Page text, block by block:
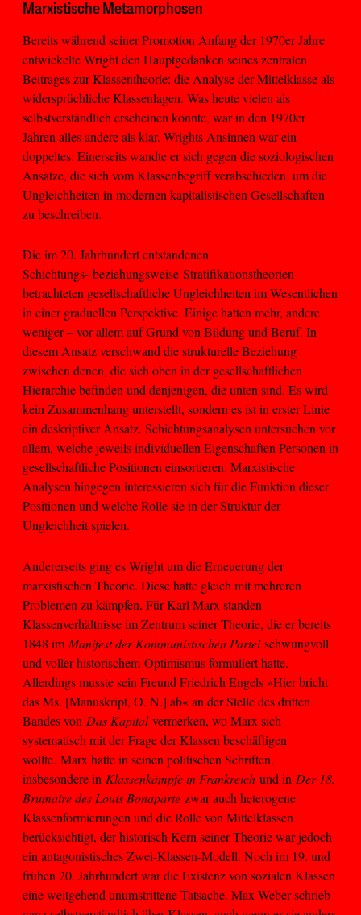
Marxistische Metamorphosen
Bereits während seiner Promotion Anfang der 1970er Jahre
entwickelte Wright den Hauptgedanken seines zentralen
Beitrages zur Klassentheorie: die Analyse der Mittelklasse als
widersprüchliche Klassenlagen. Was heute vielen als
selbstverständlich erscheinen könnte, war in den 1970er
Jahren alles andere als klar. Wrights Ansinnen war ein
doppeltes: Einerseits wandte er sich gegen die soziologischen
Ansätze, die sich vom Klassenbegriff verabschieden, um die
Ungleichheiten in modernen kapitalistischen Gesellschaften
zu beschreiben.
Die im 20. Jahrhundert entstandenen
Schichtungs- beziehungsweise Stratifikationstheorien
betrachteten gesellschaftliche Ungleichheiten im Wesentlichen
in einer graduellen Perspektive. Einige hatten mehr, andere
weniger – vor allem auf Grund von Bildung und Beruf. In
diesem Ansatz verschwand die strukturelle Beziehung
zwischen denen, die sich oben in der gesellschaftlichen
Hierarchie befinden und denjenigen, die unten sind. Es wird
kein Zusammenhang unterstellt, sondern es ist in erster Linie
ein deskriptiver Ansatz. Schichtungsanalysen untersuchen vor
allem, welche jeweils individuellen Eigenschaften Personen in
gesellschaftliche Positionen einsortieren. Marxistische
Analysen hingegen interessieren sich für die Funktion dieser
Positionen und welche Rolle sie in der Struktur der
Ungleichheit spielen.
Andererseits ging es Wright um die Erneuerung der
marxistischen Theorie. Diese hatte gleich mit mehreren
Problemen zu kämpfen. Für Karl Marx standen
Klassenverhältnisse im Zentrum seiner Theorie, die er bereits
1848 im Manifest der Kommunistischen Parteischwungvoll
und voller historischem Optimismus formuliert hatte.
Allerdings musste sein Freund Friedrich Engels »Hier bricht
das Ms. [Manuskript, O. N.] ab« an der Stelle des dritten
Bandes von Das Kapitalvermerken, wo Marx sich
systematisch mit der Frage der Klassen beschäftigen
wollte. Marx hatte in seinen politischen Schriften,
insbesondere in Klassenkämpfe in Frankreich und in Der 18.
Brumaire des Louis Bonaparte zwar auch heterogene
Klassenformierungen und die Rolle von Mittelklassen
berücksichtigt, der historisch Kern seiner Theorie war jedoch
ein antagonistisches Zwei-Klassen-Modell. Noch im 19. und
frühen 20. Jahrhundert war die Existenz von sozialen Klassen
eine weitgehend unumstrittene Tatsache. Max Weber schrieb